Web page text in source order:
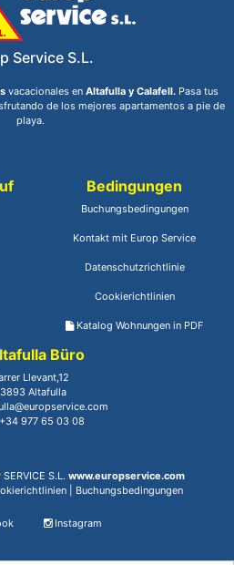
Service S.L.
vacacionales en Altafulla y Calafell. Pasa tus
de los mejores apartamentos a pie de
playa.
Bedingungen
Buchungsbedingungen
Kontakt mit Europ Service
Datenschutzrichtlinie
Cookierichtlinien
Katalog Wohnungen in PDF
Büro
Llevant,12
Altafulla
+34 977 65 03 08
S.L. www.europservice.com
Buchungsbedingungen
Instagram